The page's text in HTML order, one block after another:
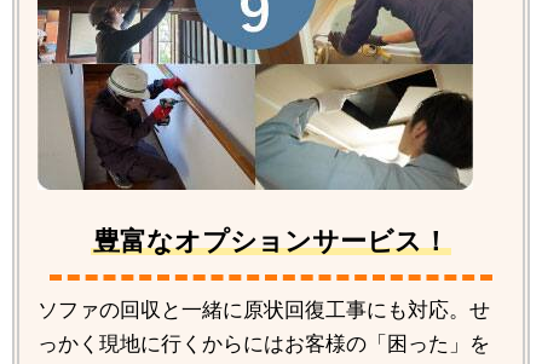
豊富なオプションサービス！
ソファの回収と一緒に原状回復工事にも対応。せ
っかく現地に行くからにはお客様の「困った」を